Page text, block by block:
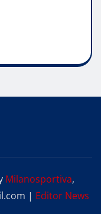
Milanosportiva,
| Editor News